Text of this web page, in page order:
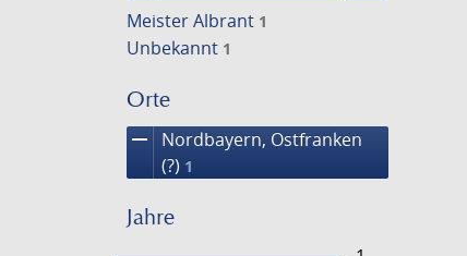
Meister Albrant 1
Unbekannt 1
Orte
remove
Nordbayern, Ostfranken
(?) 1
Jahre